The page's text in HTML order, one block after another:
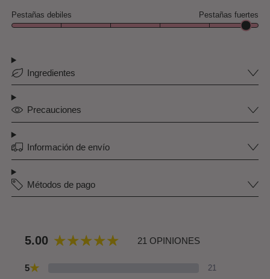
Pestañas debiles95% Pestañas fuertes
Ingredientes
Precauciones
Información de envío
Métodos de pago
5.00 21 OPINIONES
5★ 21